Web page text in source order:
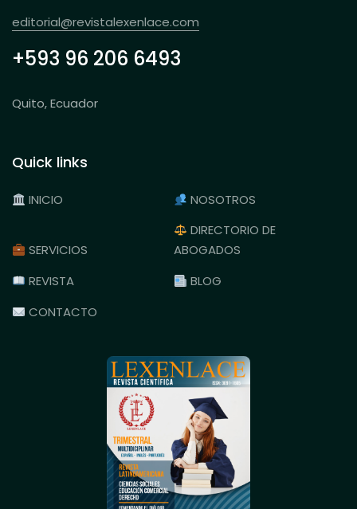
editorial@revistalexenlace.com
+593 96 206 6493
Quito, Ecuador
Quick links
INICIO NOSOTROS
SERVICIOS
DIRECTORIO DE
ABOGADOS
REVISTA
BLOG
CONTACTO